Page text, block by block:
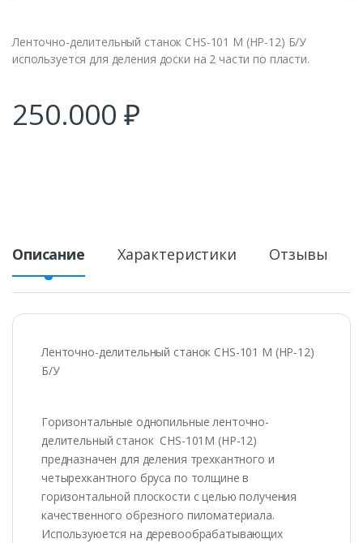
Ленточно-делительный станок CHS-101 M (HP-12) Б/У
используется для деления доски на 2 части по пласти.
250.000 ₽
Описание Характеристики Отзывы
Ленточно-делительный станок CHS-101 M (HP-12)
Б/У
Горизонтальные однопильные ленточно-
делительный станок CHS-101M (НР-12)
предназначен для деления трехкантного и
четырехкантного бруса по толщине в
горизонтальной плоскости с целью получения
качественного обрезного пиломатериала.
Используюется на деревообрабатывающих